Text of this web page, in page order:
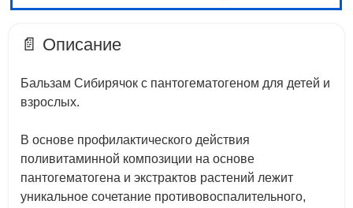
📄 Описание
Бальзам Сибирячок с пантогематогеном для детей и
взрослых.
В основе профилактического действия
поливитаминной композиции на основе
пантогематогена и экстрактов растений лежит
уникальное сочетание противовоспалительного,